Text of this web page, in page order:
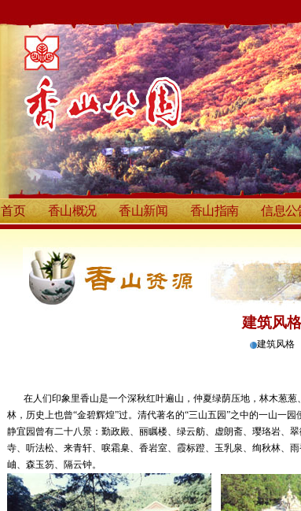
首页 香山概况 香山新闻 香山指南 信息公
建筑风格
建筑风格
在人们印象里香山是一个深秋红叶遍山，仲夏绿荫压地，林木葱葱
林，历史上也曾“金碧辉煌”过。清代著名的“三山五园”之中的一山一园
静宜园曾有二十八景：勤政殿、丽瞩楼、绿云舫、虚朗斋、璎珞岩、
寺、听法松、来青轩、唳霜臬、香岩室、霞标蹬、玉乳泉、绚秋林、
岫、森玉笏、隔云钟。